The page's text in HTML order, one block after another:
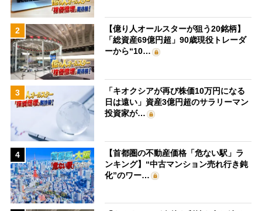
2
【億り人オールスターが狙う20銘柄】
「総資産69億円超」90歳現役トレーダ
ーから“10…
3
「キオクシアが再び株価10万円になる
日は遠い」資産3億円超のサラリーマン
投資家が…
4
【首都圏の不動産価格「危ない駅」ラ
ンキング】“中古マンション売れ行き鈍
化”のワー…